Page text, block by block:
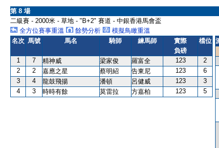
第 8 場
二級賽 - 2000米 - 草地 - "B+2" 賽道 - 中銀香港馬會盃
全方位賽事重溫
餘勢分析
模擬鳥瞰重溫
名次 馬號 馬名 騎師 練馬師
實際
負磅
檔位
1 7 精神威 梁家俊 羅富全 123
2
2
2 嘉應之星 蔡明紹 告東尼 123
6
3
4 龍鼓飛揚 潘頓 呂健威 123
3
4
3 時時有餘 莫雷拉 方嘉柏 123 5